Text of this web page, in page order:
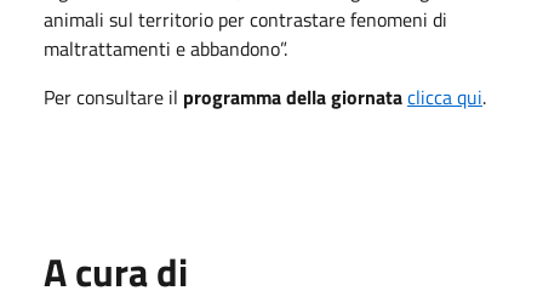
animali sul territorio per contrastare fenomeni di
maltrattamenti e abbandono”.
Per consultare il programma della giornataclicca qui.
A cura di